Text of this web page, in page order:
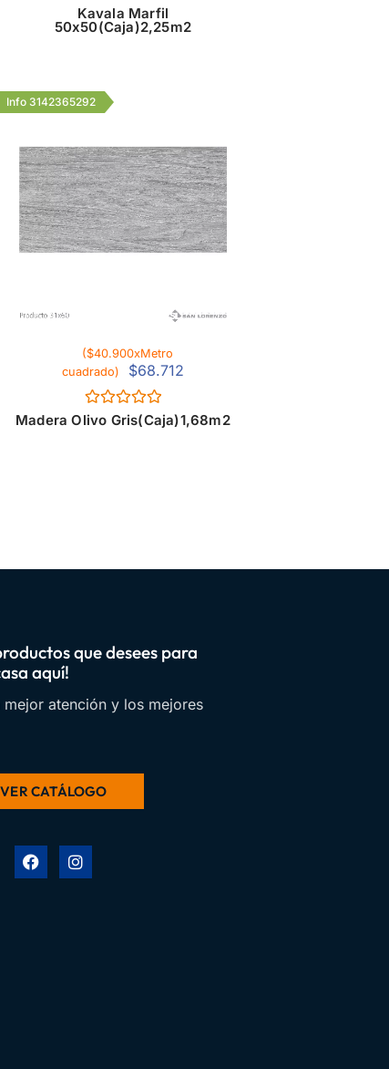
Valorado
con
0
Kavala Marfil
50x50(Caja)2,25m2
Info 3142365292
($40.900xMetro
cuadrado)
$68.712
Valorado
con
Madera Olivo Gris(Caja)1,68m2
que desees para
aquí!
atención y los mejores
VER CATÁLOGO